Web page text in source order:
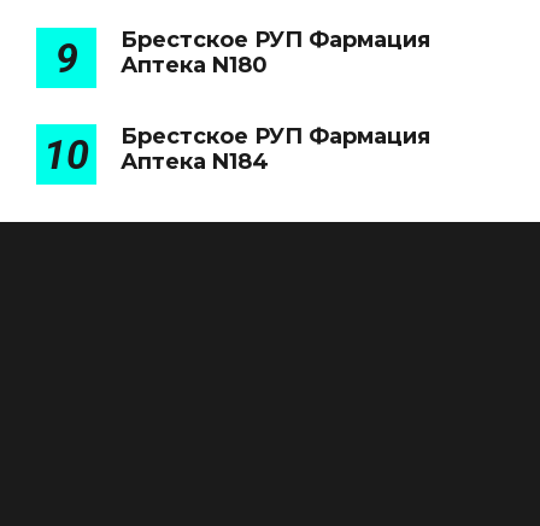
9
Брестское РУП Фармация
Аптека N180
10
Брестское РУП Фармация
Аптека N184